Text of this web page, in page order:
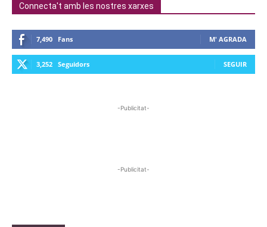
Connecta't amb les nostres xarxes
7,490 Fans M' AGRADA
3,252 Seguidors SEGUIR
-Publicitat-
-Publicitat-